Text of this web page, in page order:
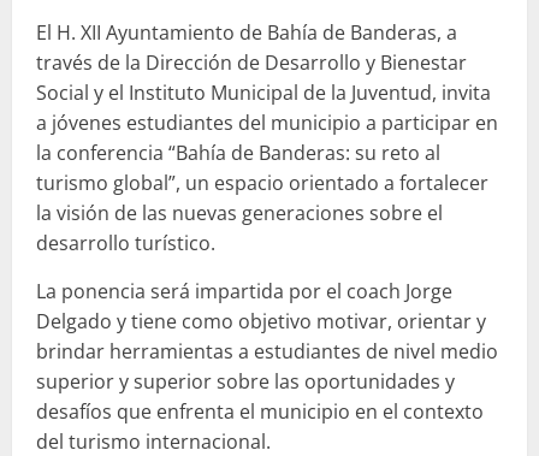
El H. XII Ayuntamiento de Bahía de Banderas, a
través de la Dirección de Desarrollo y Bienestar
Social y el Instituto Municipal de la Juventud, invita
a jóvenes estudiantes del municipio a participar en
la conferencia “Bahía de Banderas: su reto al
turismo global”, un espacio orientado a fortalecer
la visión de las nuevas generaciones sobre el
desarrollo turístico.
La ponencia será impartida por el coach Jorge
Delgado y tiene como objetivo motivar, orientar y
brindar herramientas a estudiantes de nivel medio
superior y superior sobre las oportunidades y
desafíos que enfrenta el municipio en el contexto
del turismo internacional.